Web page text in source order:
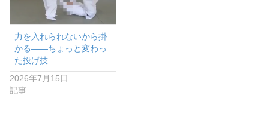
力を入れられないから掛
かる——ちょっと変わっ
た投げ技
2026年7月15日
記事